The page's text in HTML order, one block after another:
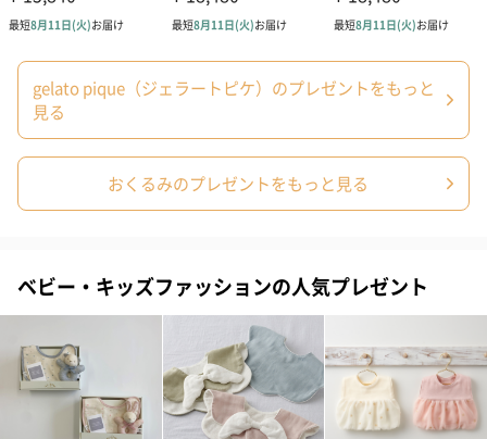
商品の形質上、のしを直接添付できない商品にのし風のカードを
同梱します。
※のし下はご記入いただけません。
※カードのデザインは一部変更する場合があります。
結婚祝い（御結婚御
祝）（110円）
出産祝い（御出産御
祝）（110円）
内祝い_蝶結
（110円）
出産祝いちょい足しギフト
gelato pique（ジェラートピケ）のプレゼントをもっと
見る
おくるみのプレゼントをもっと見る
ベビー・キッズファッションの人気プレゼント